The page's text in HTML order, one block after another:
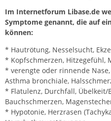
Im Internetforum Libase.de
Symptome genannt, die auf
können:
* Hautrötung, Nesselsucht,
* Kopfschmerzen, Hitzegefühl,
* verengte oder rinnende
Asthma bronchiale,
* Flatulenz, Durchfall, Übelkeit/
Bauchschmerzen,
* Hypotonie, Herzrasen